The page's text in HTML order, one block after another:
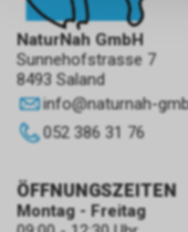
NaturNah GmbH
Sunnehofstrasse 7
8493 Saland
info@naturnah-
052 386 31 76
ÖFFNUNGSZEITEN
Montag - Freitag